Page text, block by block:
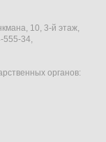
10, 3-й этаж,
555-34,
органов: